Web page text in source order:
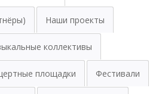
Наши проекты
коллективы
площадки Фестивали